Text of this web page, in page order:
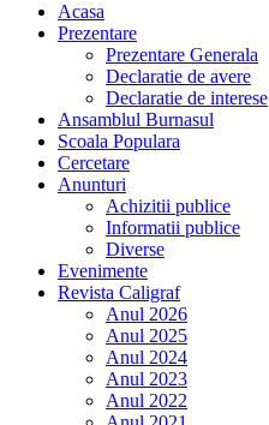
Acasa
Prezentare
Prezentare Generala
Declaratie de avere
Declaratie de interese
Ansamblul Burnasul
Scoala Populara
Cercetare
Anunturi
Achizitii publice
Informatii publice
Diverse
Evenimente
Revista Caligraf
Anul 2026
Anul 2025
Anul 2024
Anul 2023
Anul 2022